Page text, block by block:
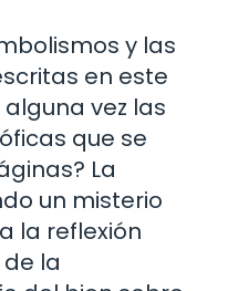
y las
en este
vez las
que se
La
un misterio
la reflexión
la